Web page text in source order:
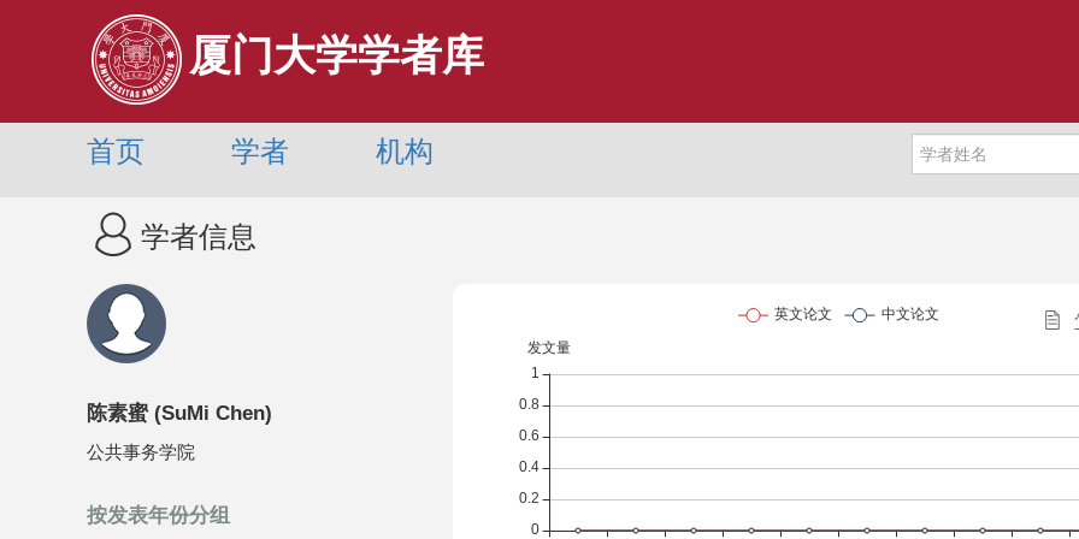
厦门大学学者库
首页 学者 机构
学者信息
陈素蜜 (SuMi Chen)
公共事务学院
按发表年份分组